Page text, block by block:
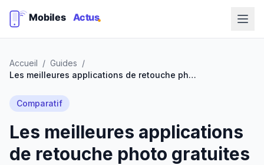
Accueil / Guides /
Les meilleures applications de retouche photo gratuites
Comparatif
Les meilleures applications
de retouche photo gratuites